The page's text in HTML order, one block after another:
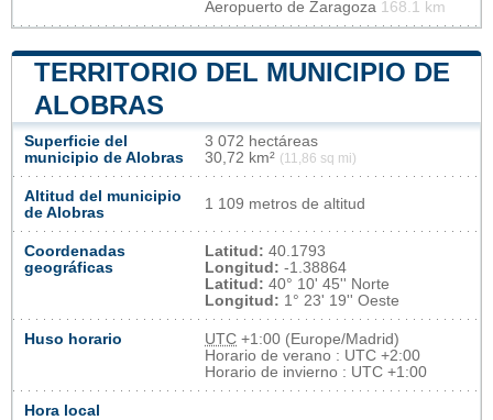
Aeropuerto de Zaragoza 168.1 km
TERRITORIO DEL MUNICIPIO DE
ALOBRAS
Superficie del
municipio de Alobras
3 072 hectáreas
30,72 km² (11,86 sq mi)
Altitud del municipio
de Alobras
1 109 metros de altitud
Coordenadas
geográficas
Latitud: 40.1793
Longitud: -1.38864
Latitud: 40° 10' 45'' Norte
Longitud: 1° 23' 19'' Oeste
Huso horario UTC +1:00 (Europe/Madrid)
Horario de verano : UTC +2:00
Horario de invierno : UTC +1:00
Hora local